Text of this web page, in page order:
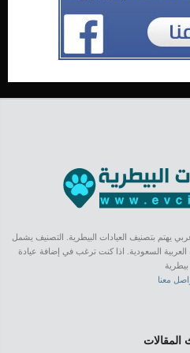
يهتم بتصنيف العيادات البيطرية. التصنيف يشمل
السعودية. اذا كنت ترغب في إضافة عيادة
بيطرية
معنا
المقالات